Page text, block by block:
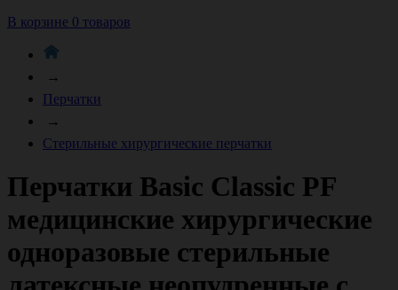
В корзине 0 товаров
→
Перчатки
→
Стерильные хирургические перчатки
Перчатки Basic Classic PF
медицинские хирургические
одноразовые стерильные